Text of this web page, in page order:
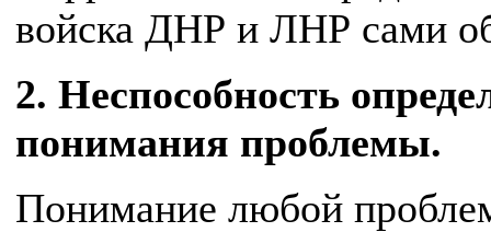
войска ДНР и ЛНР сами
2. Неспособность
понимания проблемы.
Понимание любой